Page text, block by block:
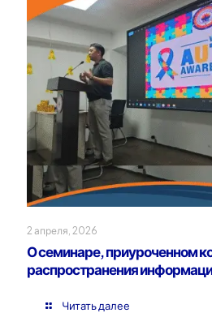
2 апреля, 2026
О семинаре, приуроченном
распространения
Читать далее